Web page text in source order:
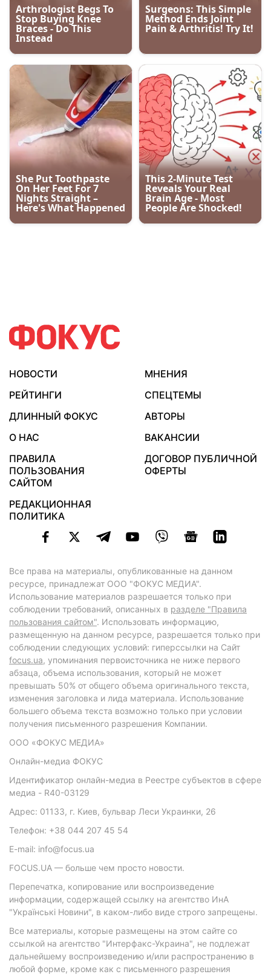
НОВОСТИ
МНЕНИЯ
РЕЙТИНГИ
СПЕЦТЕМЫ
ДЛИННЫЙ ФОКУС
АВТОРЫ
О НАС
ВАКАНСИИ
ПРАВИЛА
ПОЛЬЗОВАНИЯ
САЙТОМ
ДОГОВОР ПУБЛИЧНОЙ
ОФЕРТЫ
РЕДАКЦИОННАЯ
ПОЛИТИКА
Все права на материалы, опубликованные на данном
ресурсе, принадлежат ООО "ФОКУС МЕДИА".
Использование материалов разрешается только при
соблюдении требований, описанных в разделе "Правила
пользования сайтом". Использовать информацию,
размещенную на данном ресурсе, разрешается только при
соблюдении следующих условий: гиперссылки на Сайт
focus.ua, упоминания первоисточника не ниже первого
абзаца, объема использования, который не может
превышать 50% от общего объема оригинального текста,
изменения заголовка и лида материала. Использование
большего объема текста возможно только при условии
получения письменного разрешения Компании.
ООО «ФОКУС МЕДИА»
Онлайн-медиа ФОКУС
Идентификатор онлайн-медиа в Реестре субъектов в сфере
медиа - R40-03129
Адрес: 01133, г. Киев, бульвар Леси Украинки, 26
Телефон: +38 044 207 45 54
E-mail: info@focus.ua
FOCUS.UA — больше чем просто новости.
Перепечатка, копирование или воспроизведение
информации, содержащей ссылку на агентство ИнА
"Українські Новини", в каком-либо виде строго запрещены.
Все материалы, которые размещены на этом сайте со
ссылкой на агентство "Интерфакс-Украина", не подлежат
дальнейшему воспроизведению и/или распространению в
любой форме, кроме как с письменного разрешения